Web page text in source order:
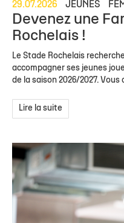
29.07.2026 JEUNES
Devenez une
Rochelais !
Le Stade Rochelais
accompagner ses jeunes
de la saison 2026/2027. Vous
Lire la suite